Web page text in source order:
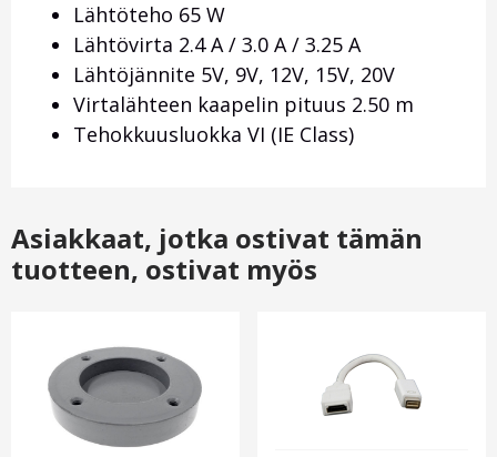
Lähtöteho 65 W
Lähtövirta 2.4 A / 3.0 A / 3.25 A
Lähtöjännite 5V, 9V, 12V, 15V, 20V
Virtalähteen kaapelin pituus 2.50 m
Tehokkuusluokka VI (IE Class)
Asiakkaat, jotka ostivat tämän
tuotteen, ostivat myös